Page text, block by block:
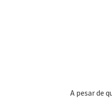
A pesar de